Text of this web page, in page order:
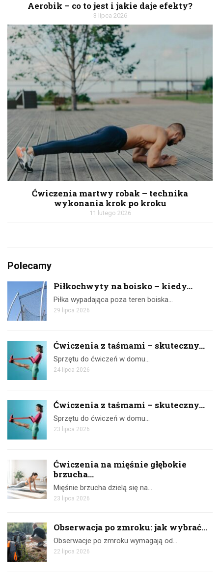
Aerobik – co to jest i jakie daje efekty?
3 lipca 2026
Ćwiczenia martwy robak – technika
wykonania krok po kroku
11 lutego 2026
Polecamy
Piłkochwyty na boisko – kiedy...
Piłka wypadająca poza teren boiska…
29 lipca 2026
Ćwiczenia z taśmami – skuteczny...
Sprzętu do ćwiczeń w domu…
24 lipca 2026
Ćwiczenia z taśmami – skuteczny...
Sprzętu do ćwiczeń w domu…
23 lipca 2026
Ćwiczenia na mięśnie głębokie
brzucha...
Mięśnie brzucha dzielą się na…
23 lipca 2026
Obserwacja po zmroku: jak wybrać...
Obserwacje po zmroku wymagają od…
22 lipca 2026